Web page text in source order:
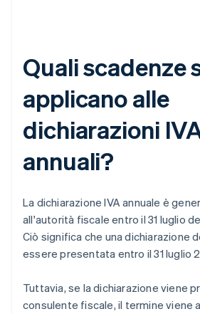
Quali scadenze
applicano alle
dichiarazioni
annuali?
La dichiarazione IVA annuale è
all'autorità fiscale entro il 31 luglio
Ciò significa che una dichiarazione
essere presentata entro il 31 luglio
Tuttavia, se la dichiarazione viene
consulente fiscale, il termine viene